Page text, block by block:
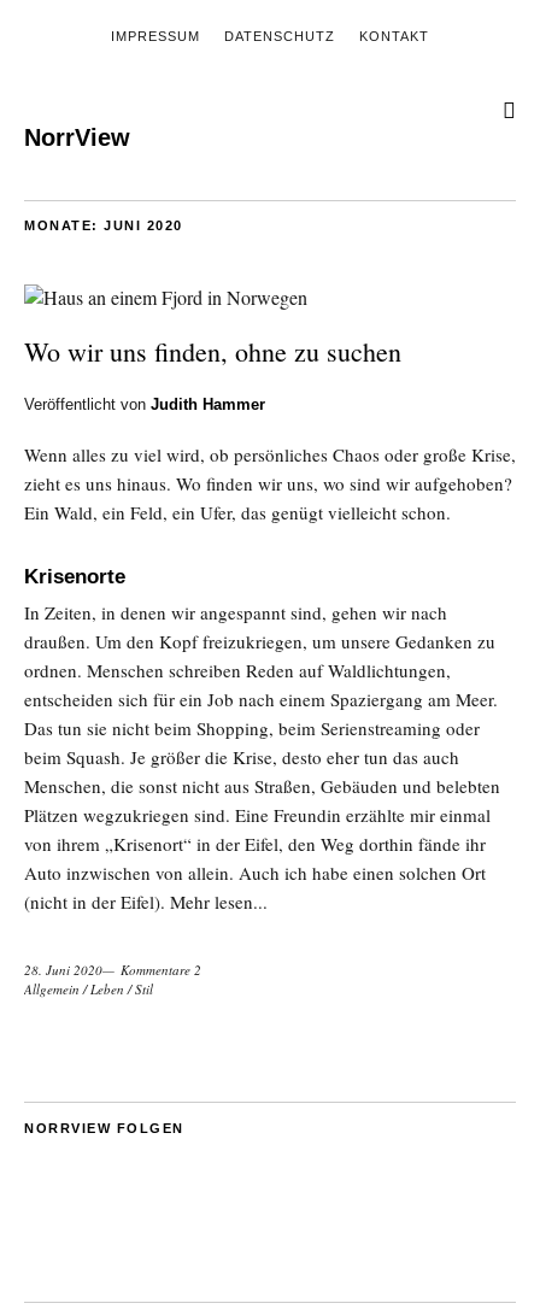
IMPRESSUM DATENSCHUTZ KONTAKT
NorrView
MONATE: JUNI 2020
Wo wir uns finden, ohne zu suchen
Veröffentlicht von Judith Hammer
Wenn alles zu viel wird, ob persönliches Chaos oder große Krise,
zieht es uns hinaus. Wo finden wir uns, wo sind wir aufgehoben?
Ein Wald, ein Feld, ein Ufer, das genügt vielleicht schon.
Krisenorte
In Zeiten, in denen wir angespannt sind, gehen wir nach
draußen. Um den Kopf freizukriegen, um unsere Gedanken zu
ordnen. Menschen schreiben Reden auf Waldlichtungen,
entscheiden sich für ein Job nach einem Spaziergang am Meer.
Das tun sie nicht beim Shopping, beim Serienstreaming oder
beim Squash. Je größer die Krise, desto eher tun das auch
Menschen, die sonst nicht aus Straßen, Gebäuden und belebten
Plätzen wegzukriegen sind. Eine Freundin erzählte mir einmal
von ihrem „Krisenort“ in der Eifel, den Weg dorthin fände ihr
Auto inzwischen von allein. Auch ich habe einen solchen Ort
(nicht in der Eifel). Mehr lesen...
28. Juni 2020
Kommentare 2
Allgemein /Leben /Stil
NORRVIEW FOLGEN